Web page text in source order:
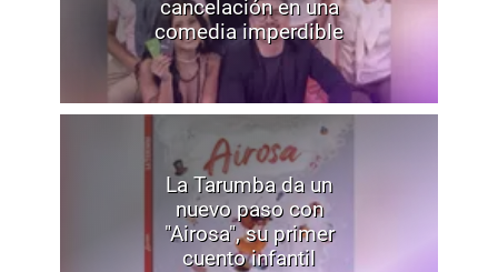
cancelación en una
comedia imperdible
La Tarumba da un
nuevo paso con
"Airosa", su primer
cuento infantil